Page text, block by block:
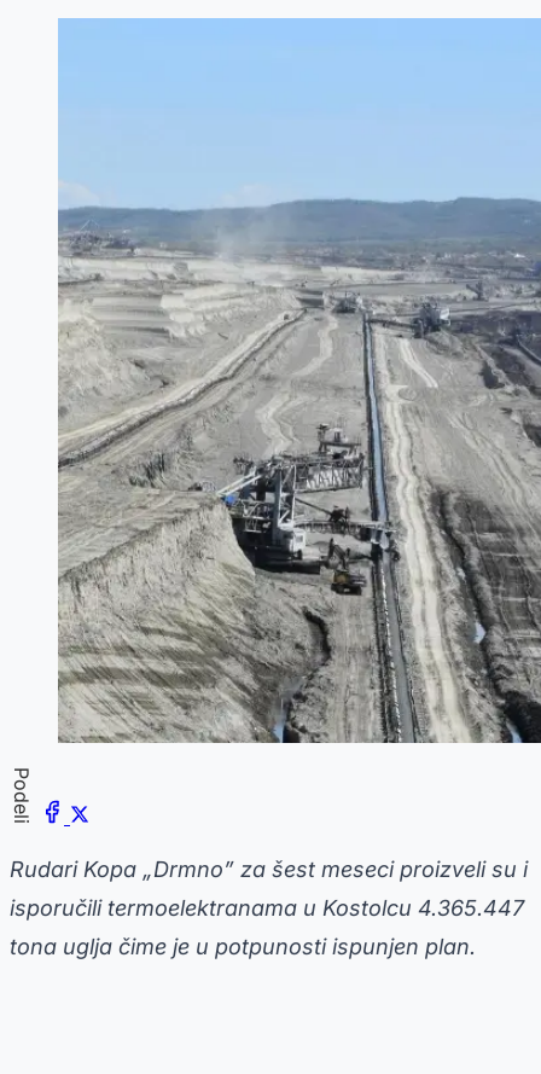
Podeli
Rudari Kopa „Drmno” za šest meseci proizveli su i
isporučili termoelektranama u Kostolcu 4.365.447
tona uglja čime je u potpunosti ispunjen plan.